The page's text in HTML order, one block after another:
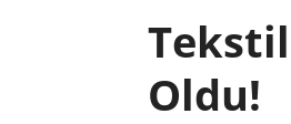
Tekstil
Oldu!